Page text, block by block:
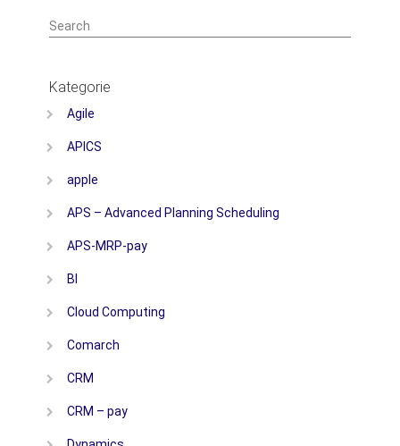
Search
Kategorie
Agile
APICS
apple
APS – Advanced Planning Scheduling
APS-MRP-pay
BI
Cloud Computing
Comarch
CRM
CRM – pay